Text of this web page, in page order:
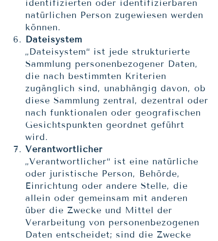
identifizierten oder identifizierbaren
natürlichen Person zugewiesen werden
können.
Dateisystem
„Dateisystem“ ist jede strukturierte
Sammlung personenbezogener Daten,
die nach bestimmten Kriterien
zugänglich sind, unabhängig davon, ob
diese Sammlung zentral, dezentral oder
nach funktionalen oder geografischen
Gesichtspunkten geordnet geführt
wird.
Verantwortlicher
„Verantwortlicher“ ist eine natürliche
oder juristische Person, Behörde,
Einrichtung oder andere Stelle, die
allein oder gemeinsam mit anderen
über die Zwecke und Mittel der
Verarbeitung von personenbezogenen
Daten entscheidet; sind die Zwecke